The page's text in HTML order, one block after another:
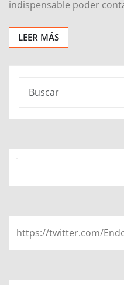
indispensable poder
LEER MÁS
https://twitter.com/